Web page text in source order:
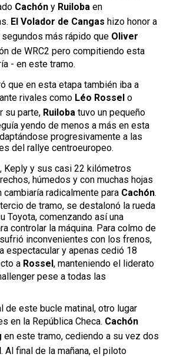
Cachón y Ruiloba en
El Volador de Cangas hizo honor a
más rápido que Oliver
de WRC2 pero compitiendo esta
- en este tramo.
que en esta etapa también iba a
rivales como Léo Rossel o
su parte, Ruiloba tuvo un pequeño
yendo de menos a más en esta
progresivamente a las
del rallye centroeuropeo.
Keply y sus casi 22 kilómetros
húmedos y con muchas hojas
radicalmente para Cachón.
de tramo, se destalonó la rueda
Toyota, comenzando así una
controlar la máquina. Para colmo de
inconvenientes con los frenos,
espectacular y apenas cedió 18
a Rossel, manteniendo el liderato
pese a todas las
de este bucle matinal, otro lugar
en la República Checa. Cachón
en este tramo, cediendo a su vez dos
. Al final de la mañana, el piloto